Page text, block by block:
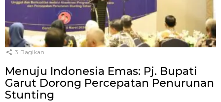
3 Bagikan
Menuju Indonesia Emas: Pj. Bupati
Garut Dorong Percepatan Penurunan
Stunting